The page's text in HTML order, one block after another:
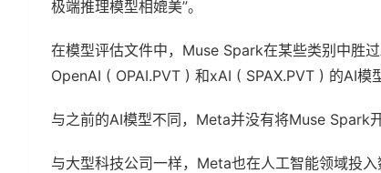
极端推理模型相媲美”。
在模型评估文件中，Muse Spark在某些类别中胜
OpenAI ( OPAI.PVT ) 和xAI ( SPAX.PVT ) 的AI模
与之前的AI模型不同，Meta并没有将Muse Spark
与大型科技公司一样，Meta也在人工智能领域投